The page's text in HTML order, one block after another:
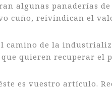
algunas panaderías
cuño, reivindican el
camino de la
quieren recuperar el
es vuestro artículo.